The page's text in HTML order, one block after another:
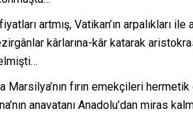
artmış, Vatikan’ın arpalıkları
kârlarına-kâr katarak
Marsilya’nın fırın emekçileri
anavatanı Anadolu’dan miras